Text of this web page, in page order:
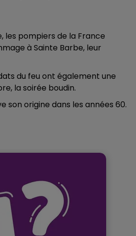
les pompiers de la France
à Sainte Barbe, leur
du feu ont également une
la soirée boudin.
son origine dans les années 60.